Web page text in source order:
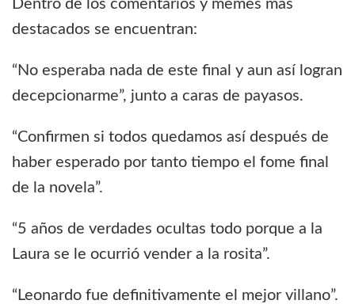
Dentro de los comentarios y memes más
destacados se encuentran:
“No esperaba nada de este final y aun así logran
decepcionarme”, junto a caras de payasos.
“Confirmen si todos quedamos así después de
haber esperado por tanto tiempo el fome final
de la novela”.
“5 años de verdades ocultas todo porque a la
Laura se le ocurrió vender a la rosita”.
“Leonardo fue definitivamente el mejor villano”.